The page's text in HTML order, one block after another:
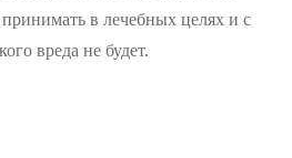
в лечебных целях и с
вреда не будет.